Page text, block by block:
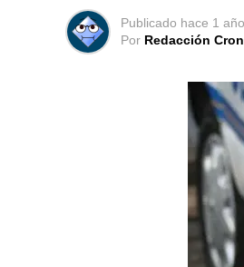
Publicado hace 1 año
Por Redacción